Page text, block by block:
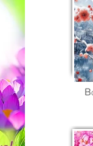
Волшебство весны – цветы сквозь снег в